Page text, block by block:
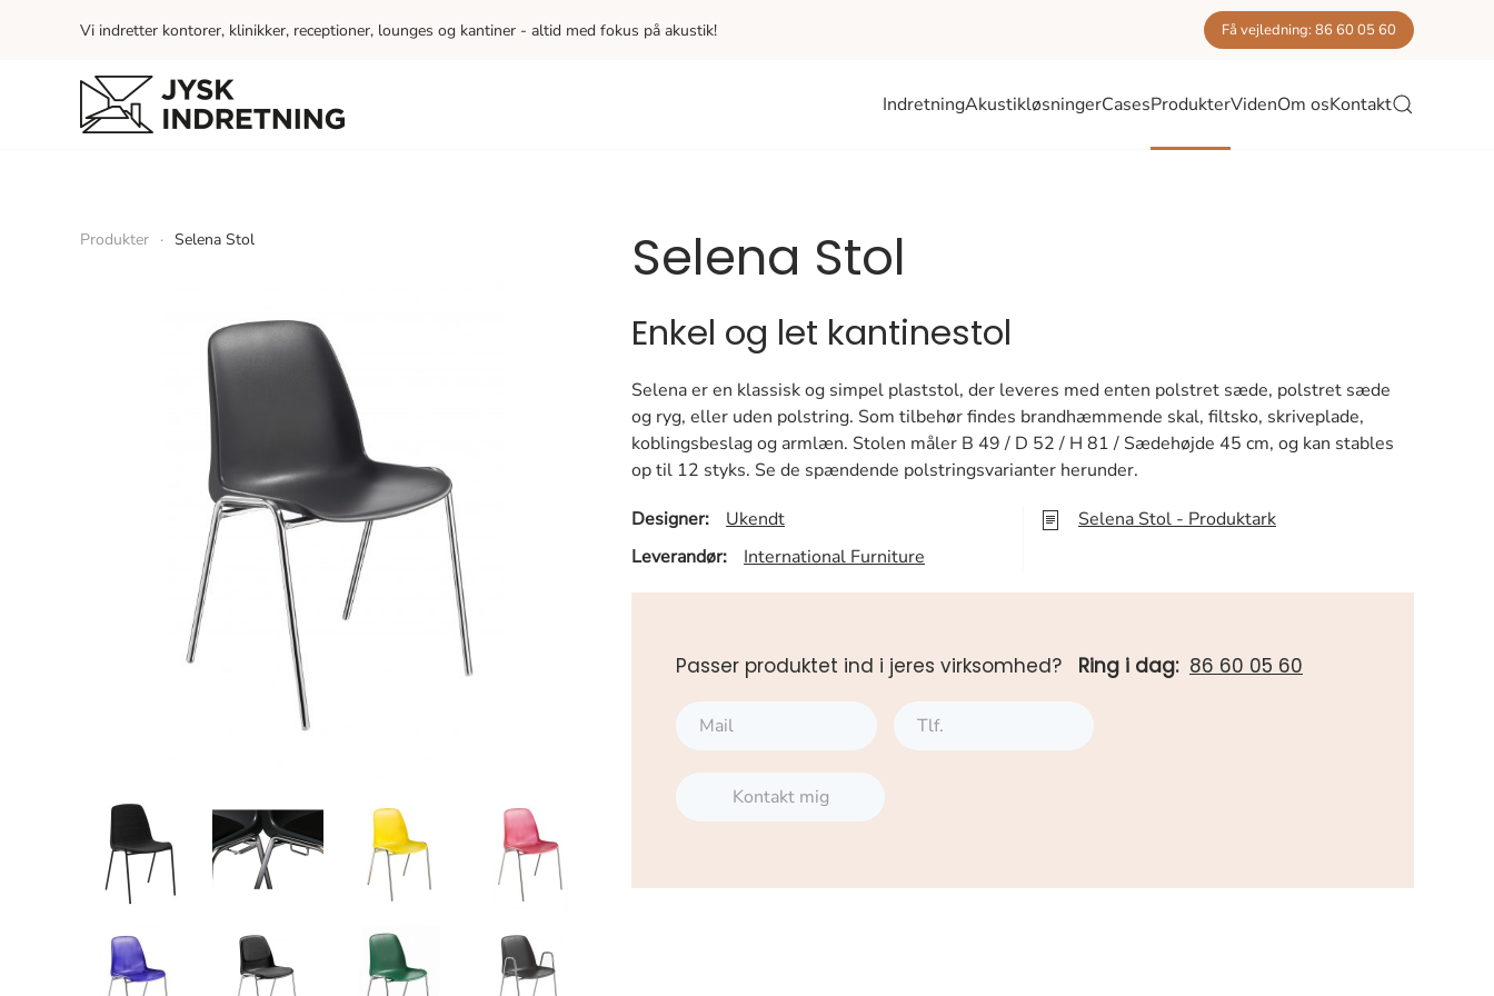
Vi indretter kontorer, klinikker, receptioner, lounges og kantiner - altid med fokus på akustik! Få vejledning: 86 60 05 60
IndretningAkustikløsningerCasesProdukterVidenOm osKontakt
Produkter Selena Stol Selena Stol
Enkel og let kantinestol
Selena er en klassisk og simpel plaststol, der leveres med enten polstret sæde, polstret sæde
og ryg, eller uden polstring. Som tilbehør findes brandhæmmende skal, filtsko, skriveplade,
koblingsbeslag og armlæn. Stolen måler B 49 / D 52 / H 81 / Sædehøjde 45 cm, og kan stables
op til 12 styks. Se de spændende polstringsvarianter herunder.
Designer:
Ukendt
Leverandør:
International Furniture
Selena Stol - Produktark
Passer produktet ind i jeres virksomhed? Ring i dag: 86 60 05 60
Kontakt mig